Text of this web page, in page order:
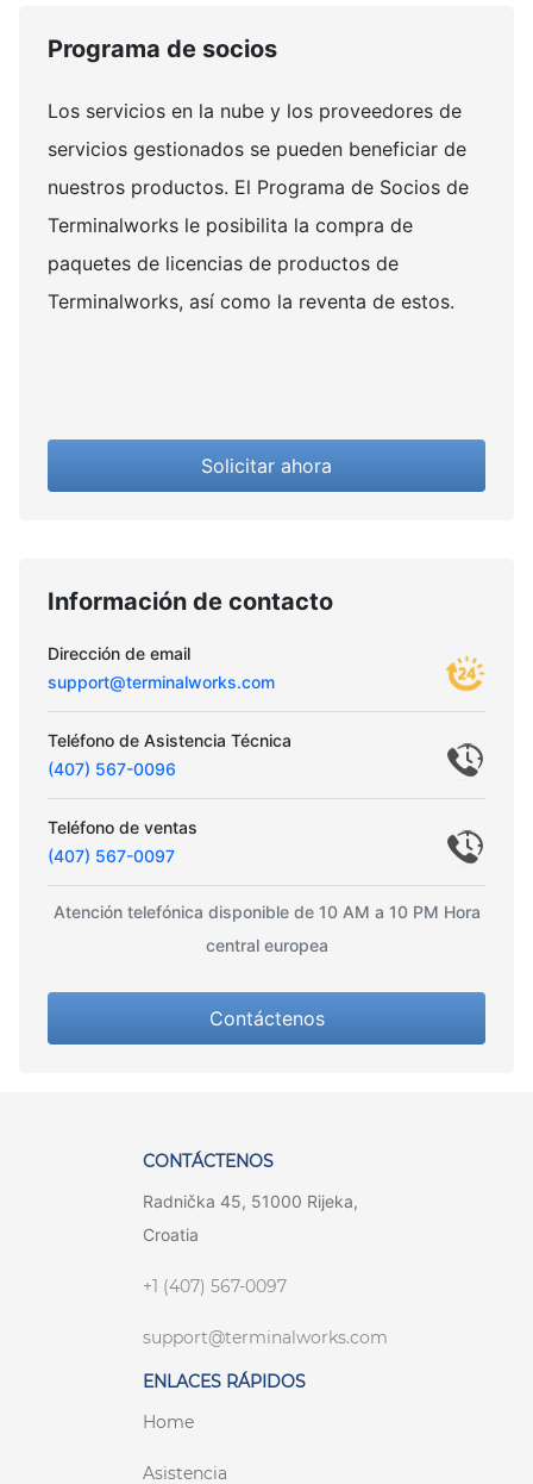
Programa de socios
Los servicios en la nube y los proveedores de
servicios gestionados se pueden beneficiar de
nuestros productos. El Programa de Socios de
Terminalworks le posibilita la compra de
paquetes de licencias de productos de
Terminalworks, así como la reventa de estos.
Solicitar ahora
Información de contacto
Dirección de email
support@terminalworks.com
Teléfono de Asistencia Técnica
(407) 567-0096
Teléfono de ventas
(407) 567-0097
Atención telefónica disponible de 10 AM a 10 PM Hora
central europea
Contáctenos
CONTÁCTENOS
Radnička 45, 51000 Rijeka,
Croatia
+1 (407) 567-0097
support@terminalworks.com
ENLACES RÁPIDOS
Home
Asistencia